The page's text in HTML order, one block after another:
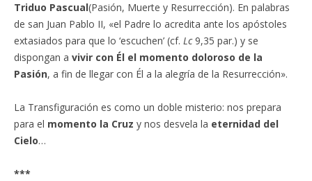
Triduo Pascual(Pasión, Muerte y Resurrección). En palabras
de san Juan Pablo II, «el Padre lo acredita ante los apóstoles
extasiados para que lo ‘escuchen’ (cf. Lc9,35 par.) y se
dispongan a vivir con Él el momento doloroso de la
Pasión, a fin de llegar con Él a la alegría de la Resurrección».
La Transfiguración es como un doble misterio: nos prepara
para el momento la Cruz y nos desvela la eternidad del
Cielo…
***